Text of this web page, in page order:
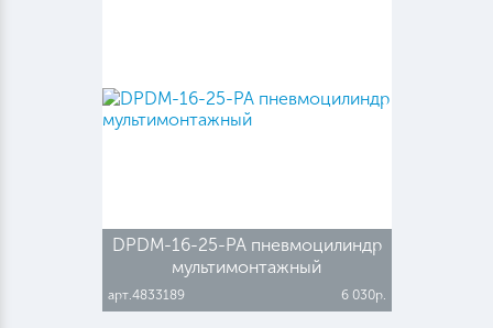
DPDM-16-25-PA пневмоцилиндр
мультимонтажный
арт.4833189 6 030р.